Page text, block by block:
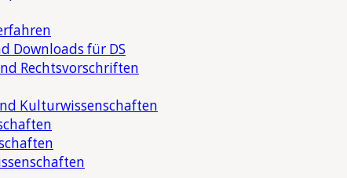
Downloads für DS
Rechtsvorschriften
Kulturwissenschaften